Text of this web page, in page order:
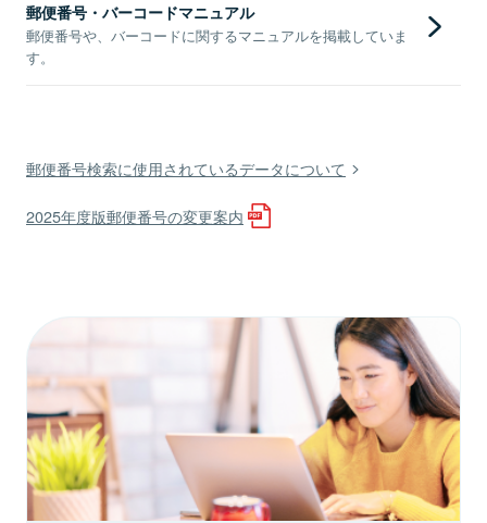
郵便番号・バーコードマニュアル
郵便番号や、バーコードに関するマニュアルを掲載していま
す。
郵便番号検索に使用されているデータについて
2025年度版郵便番号の変更案内